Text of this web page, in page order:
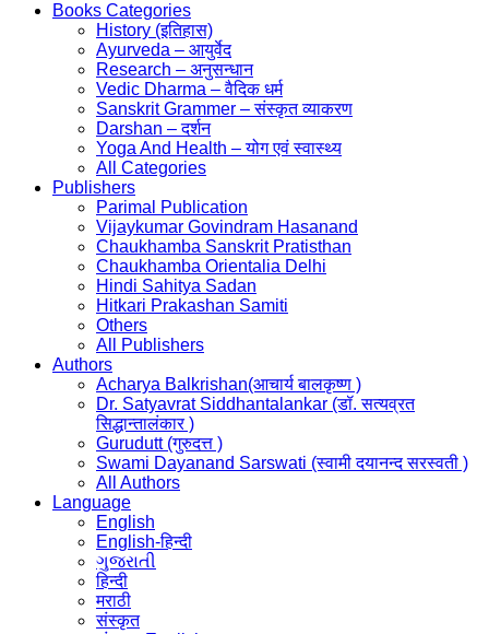
Books Categories
History (इतिहास)
Ayurveda – आयुर्वेद
Research – अनुसन्धान
Vedic Dharma – वैदिक धर्म
Sanskrit Grammer – संस्कृत व्याकरण
Darshan – दर्शन
Yoga And Health – योग एवं स्वास्थ्य
All Categories
Publishers
Parimal Publication
Vijaykumar Govindram Hasanand
Chaukhamba Sanskrit Pratisthan
Chaukhamba Orientalia Delhi
Hindi Sahitya Sadan
Hitkari Prakashan Samiti
Others
All Publishers
Authors
Acharya Balkrishan(आचार्य बालकृष्ण )
Dr. Satyavrat Siddhantalankar (डॉ. सत्यव्रत
सिद्धान्तालंकार )
Gurudutt (गुरुदत्त )
Swami Dayanand Sarswati (स्वामी दयानन्द सरस्वती )
All Authors
Language
English
English-हिन्दी
ગુજરાતી
हिन्दी
मराठी
संस्कृत